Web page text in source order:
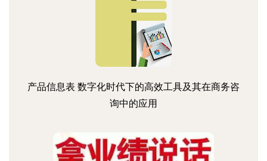
产品信息表 数字化时代下的高效工具及其在商务咨
询中的应用